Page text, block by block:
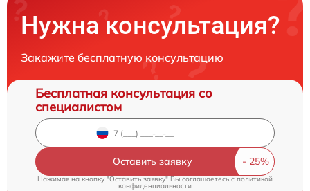
Нужна консультация?
Закажите бесплатную консультацию
Бесплатная консультация со
специалистом
Оставить заявку
Нажимая на кнопку "Оставить заявку" Вы соглашаетесь cполитикой
конфиденциальности